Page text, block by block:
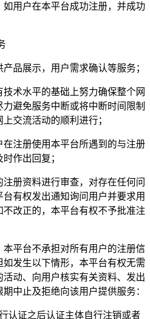
如用户在本平台成功注册，并成功
品展示，用户需求确认等服务；
技术水平的基础上努力确保整个网
力避免服务中断或将中断时间限制
交流活动的顺利进行；
在注册使用本平台所遇到的与注册
作出回复；
注册资料进行审查，对存在任何问
有权发出通知询问用户并要求用
改正的，本平台有权不予批准注
本平台不承担对所有用户的注册信
发生以下情形，本平台有权无需
动、向用户核实有关资料、发出
中止及拒绝向该用户提供服务：
认证之后认证主体自行注销或者